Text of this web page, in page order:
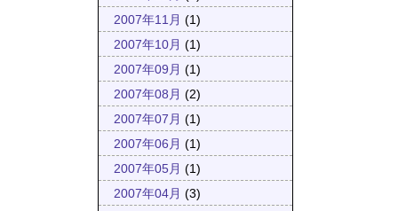
2007年11月 (1)
2007年10月 (1)
2007年09月 (1)
2007年08月 (2)
2007年07月 (1)
2007年06月 (1)
2007年05月 (1)
2007年04月 (3)